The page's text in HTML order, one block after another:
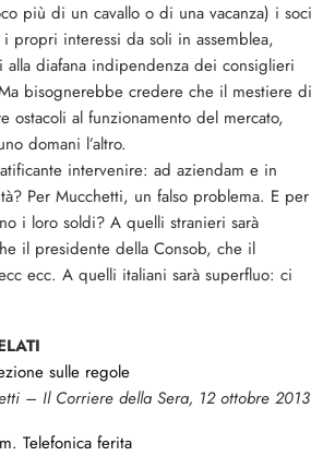
più di un cavallo o di una vacanza) i soci
propri interessi da soli in assemblea,
alla diafana indipendenza dei consiglieri
bisognerebbe credere che il mestiere di
ostacoli al funzionamento del mercato,
domani l’altro.
intervenire: ad aziendam e in
Per Mucchetti, un falso problema. E per
i loro soldi? A quelli stranieri sarà
il presidente della Consob, che il
ecc. A quelli italiani sarà superfluo: ci
sulle regole
– Il Corriere della Sera, 12 ottobre 2013
Telefonica ferita